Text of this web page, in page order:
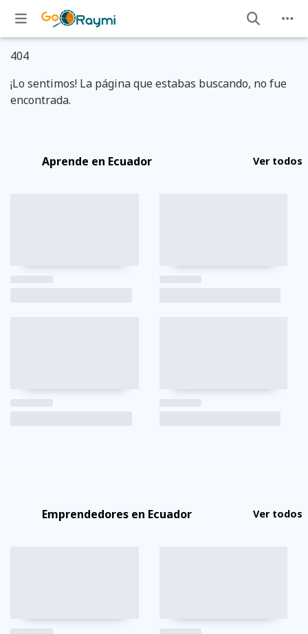
404
¡Lo sentimos! La página que estabas buscando, no fue
encontrada.
Aprende en Ecuador Ver todos
Emprendedores en Ecuador Ver todos